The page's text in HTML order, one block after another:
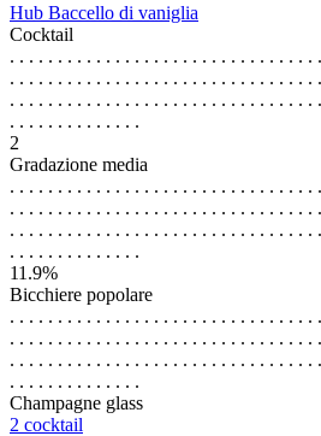
Hub Baccello di vaniglia
Cocktail
. . . . . . . . . . . . . . . . . . . . . . . . . . . . . . . .
. . . . . . . . . . . . . . . . . . . . . . . . . . . . . . . .
. . . . . . . . . . . . . . . . . . . . . . . . . . . . . . . .
. . . . . . . . . . . . . .
2
Gradazione media
. . . . . . . . . . . . . . . . . . . . . . . . . . . . . . . .
. . . . . . . . . . . . . . . . . . . . . . . . . . . . . . . .
. . . . . . . . . . . . . . . . . . . . . . . . . . . . . . . .
. . . . . . . . . . . . . .
11.9%
Bicchiere popolare
. . . . . . . . . . . . . . . . . . . . . . . . . . . . . . . .
. . . . . . . . . . . . . . . . . . . . . . . . . . . . . . . .
. . . . . . . . . . . . . . . . . . . . . . . . . . . . . . . .
. . . . . . . . . . . . . .
Champagne glass
2 cocktail